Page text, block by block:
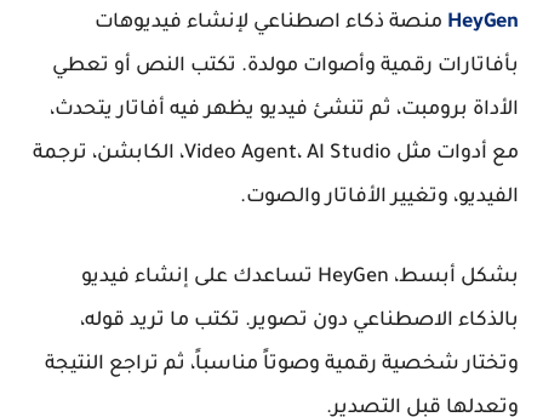
HeyGen منصة ذكاء اصطناعي لإنشاء فيديوهات
بأفاتارات رقمية وأصوات مولدة. تكتب النص أو تعطي
الأداة برومبت، ثم تنشئ فيديو يظهر فيه أفاتار يتحدث،
مع أدوات مثل Video Agent، AI Studio، الكابشن، ترجمة
الفيديو، وتغيير الأفاتار والصوت.
بشكل أبسط، HeyGen تساعدك على إنشاء فيديو
بالذكاء الاصطناعي دون تصوير. تكتب ما تريد قوله،
وتختار شخصية رقمية وصوتاً مناسباً، ثم تراجع النتيجة
وتعدلها قبل التصدير.